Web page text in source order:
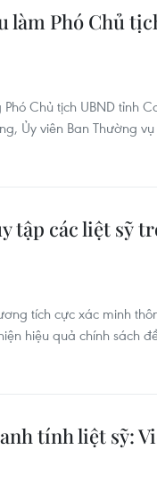
làm Phó Chủ
Chủ tịch UBND tỉnh
Ủy viên Ban Thường
tập các liệt sỹ
tích cực xác minh
hiệu quả chính sách
tính liệt sỹ: